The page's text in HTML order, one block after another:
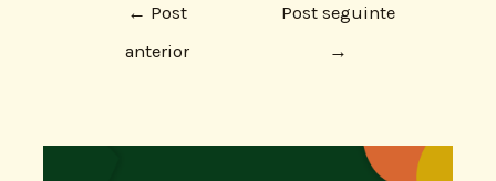
← Post
anterior
Post seguinte
→